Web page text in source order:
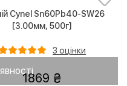
Cynel Sn60Pb40-SW26
[3.00мм, 500г]
3 оцінки
1869